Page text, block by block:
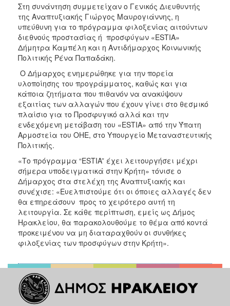
Ξενώνας
Φιλοξενίας
Γυναικών
Κέντρο
Κοινότητας
Φαρμακείο
Κοινωνικό
Παντοπωλείο
Ισότητα
των
Φύλων
Αυτόματοι
Απινιδωτές
ΤΟΠΟΣ
Ο
ΔΗΜΟΣ
ΠΟΛΙΤΙΣΜΟΣ
Στη συνάντηση συμμετείχαν ο Γενικός Διευθυντής
της Αναπτυξιακής Γιώργος Μαυρογιάννης, η
υπεύθυνη για το πρόγραμμα φιλοξενίας αιτούντων
διεθνούς προστασίας ή προσφύγων «ESTIA»
Δήμητρα Καμπέλη και η Αντιδήμαρχος Κοινωνικής
Πολιτικής Ρένα Παπαδάκη.
O Δήμαρχος ενημερώθηκε για την πορεία
υλοποίησης του προγράμματος, καθώς και για
κάποια ζητήματα που πιθανόν να ανακύψουν
εξαιτίας των αλλαγών που έχουν γίνει στο θεσμικό
πλαίσιο για το Προσφυγικό αλλά και την
ενδεχόμενη μετάβαση του «ESTIA» από την Ύπατη
Αρμοστεία του ΟΗΕ, στο Υπουργείο Μεταναστευτικής
Πολιτικής.
«Το πρόγραμμα “ESTIA” έχει λειτουργήσει μέχρι
σήμερα υποδειγματικά στην Κρήτη» τόνισε ο
Δήμαρχος στα στελέχη της Αναπτυξιακής και
συνέχισε: «Ευελπιστούμε ότι οι όποιες αλλαγές δεν
θα επηρεάσουν προς το χειρότερο αυτή τη
λειτουργία. Σε κάθε περίπτωση, εμείς ως Δήμος
Ηρακλείου, θα παρακολουθούμε το θέμα από κοντά
προκειμένου να μη διαταραχθούν οι συνθήκες
φιλοξενίας των προσφύγων στην Κρήτη».